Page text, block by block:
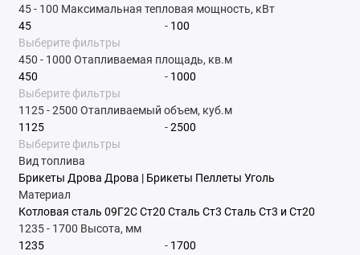
45- 100 Максимальная тепловая мощность, кВт
-
Выберите фильтры
450 - 1000 Отапливаемая площадь, кв.м
-
Выберите фильтры
1125-2500 Отапливаемый объем, куб.м
-
Выберите фильтры
Вид топлива
Брикеты Дрова Дрова | Брикеты Пеллеты Уголь
Материал
Котловая сталь 09Г2С Ст20 Сталь Ст3 Сталь Ст3 и Ст20
1235- 1700 Высота, мм
-